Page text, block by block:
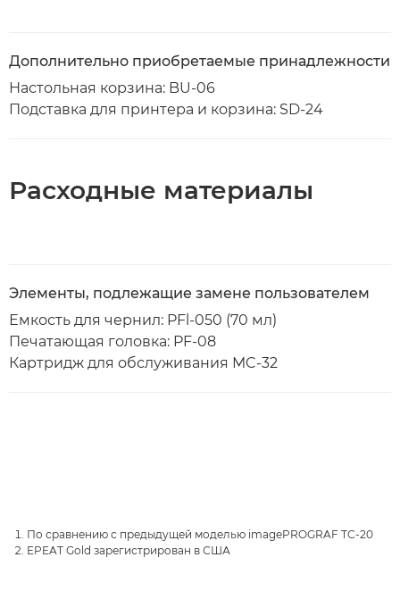
Дополнительно приобретаемые принадлежности
Настольная корзина: BU-06
Подставка для принтера и корзина: SD-24
Расходные материалы
Элементы, подлежащие замене пользователем
Емкость для чернил: PFl-050 (70 мл)
Печатающая головка: PF-08
Картридж для обслуживания MC-32
По сравнению с предыдущей моделью imagePROGRAF TC-20
EPEAT Gold зарегистрирован в США